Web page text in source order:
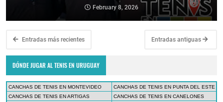
February 8, 2026
Entradas más recientes Entradas antiguas
DÓNDE JUGAR AL TENIS EN URUGUAY
CANCHAS DE TENIS EN MONTEVIDEO
CANCHAS DE TENIS EN PUNTA DEL ESTE
CANCHAS DE TENIS EN ARTIGAS
CANCHAS DE TENIS EN CANELONES